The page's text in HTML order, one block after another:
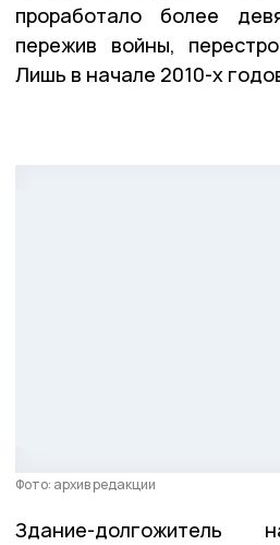
проработало более
пережив войны,
Лишь в начале 2010-х
Фото: архив редакции
Здание-долгожитель